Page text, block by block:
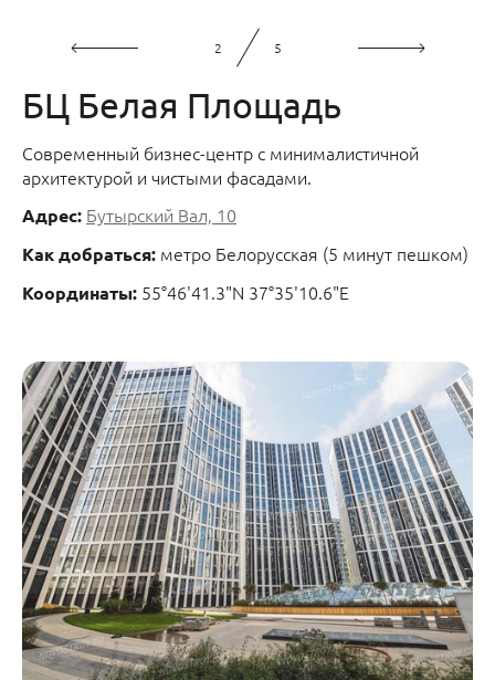
2 5
БЦ Белая Площадь
Современный бизнес-центр с минималистичной
архитектурой и чистыми фасадами.
Адрес: Бутырский Вал, 10
Как добраться: метро Белорусская (5 минут пешком)
Координаты: 55°46'41.3"N 37°35'10.6"E